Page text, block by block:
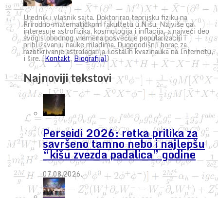
Urednik i vlasnik sajta. Doktorirao teorijsku fiziku na
Prirodno-matematičkom fakultetu u Nišu. Najviše ga
interesuje astrofizika, kosmologija i inflacija, a najveći deo
svog slobodnog vremena posvećuje popularizaciji i
približavanju nauke mladima. Dugogodišnji borac za
razotkrivanje astrolagarija i ostalih kvazinauka na Internetu,
i šire. (Kontakt,Biografija))
Najnoviji tekstovi
Perseidi 2026: retka prilika za
savršeno tamno nebo i najlepšu
“kišu zvezda padalica” godine
07.08.2026.